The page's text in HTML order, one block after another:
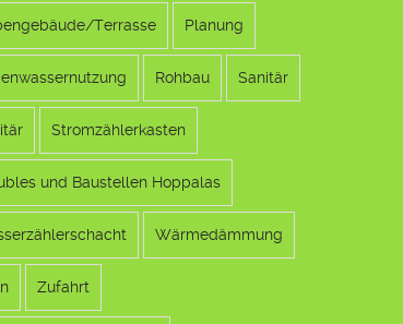
Terrasse Planung
Rohbau Sanitär
Stromzählerkasten
und Baustellen Hoppalas
Wärmedämmung
Zufahrt